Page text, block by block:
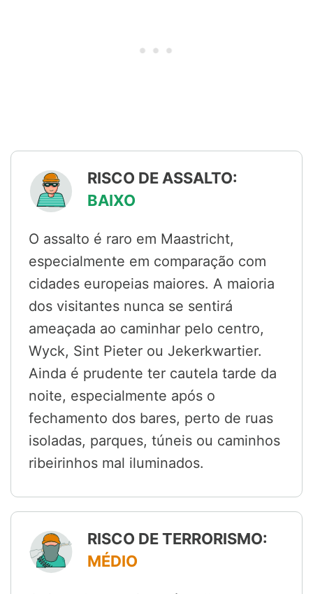
RISCO DE ASSALTO:
BAIXO
O assalto é raro em Maastricht,
especialmente em comparação com
cidades europeias maiores. A maioria
dos visitantes nunca se sentirá
ameaçada ao caminhar pelo centro,
Wyck, Sint Pieter ou Jekerkwartier.
Ainda é prudente ter cautela tarde da
noite, especialmente após o
fechamento dos bares, perto de ruas
isoladas, parques, túneis ou caminhos
ribeirinhos mal iluminados.
RISCO DE TERRORISMO:
MÉDIO